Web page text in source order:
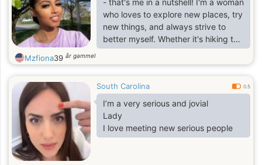
- that's me in a nutshell! I'm a woman
who loves to explore new places, try
new things, and always strive to
better myself. Whether it's hiking to
a scenic viewpoint, cooking a new
recipe, or delving into a good book,
expand my horizons and experience
life to the fullest.
Mzfiona39 år gammel
South Carolina 0.5
I’m a very serious and jovial
Lady
I love meeting new serious people